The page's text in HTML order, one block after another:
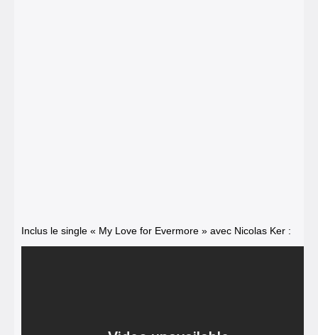
Inclus le single « My Love for Evermore » avec Nicolas Ker :